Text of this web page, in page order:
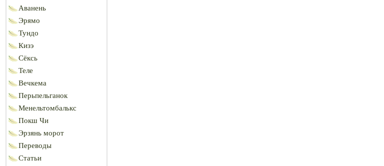
Аванень
Эрямо
Тундо
Кизэ
Сёксь
Теле
Вечкема
Перьпельганок
Менельтомбалькс
Покш Чи
Эрзянь морот
Переводы
Статьи